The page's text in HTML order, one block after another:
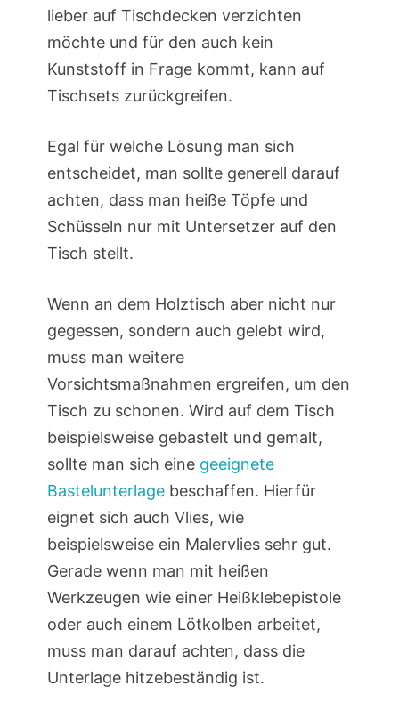
lieber auf Tischdecken verzichten
möchte und für den auch kein
Kunststoff in Frage kommt, kann auf
Tischsets zurückgreifen.
Egal für welche Lösung man sich
entscheidet, man sollte generell darauf
achten, dass man heiße Töpfe und
Schüsseln nur mit Untersetzer auf den
Tisch stellt.
Wenn an dem Holztisch aber nicht nur
gegessen, sondern auch gelebt wird,
muss man weitere
Vorsichtsmaßnahmen ergreifen, um den
Tisch zu schonen. Wird auf dem Tisch
beispielsweise gebastelt und gemalt,
sollte man sich eine geeignete
Bastelunterlagebeschaffen. Hierfür
eignet sich auch Vlies, wie
beispielsweise ein Malervlies sehr gut.
Gerade wenn man mit heißen
Werkzeugen wie einer Heißklebepistole
oder auch einem Lötkolben arbeitet,
muss man darauf achten, dass die
Unterlage hitzebeständig ist.